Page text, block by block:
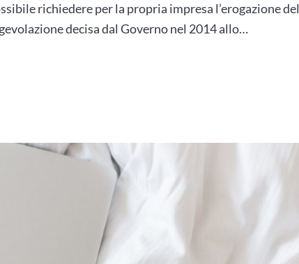
richiedere per la propria impresa l’erogazione del
decisa dal Governo nel 2014 allo…